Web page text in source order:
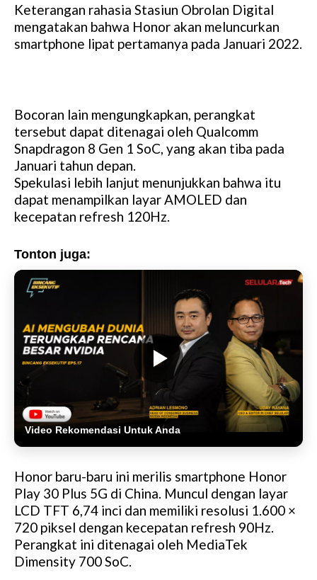
M
u
t
Keterangan rahasia Stasiun Obrolan Digital
mengatakan bahwa Honor akan meluncurkan
smartphone lipat pertamanya pada Januari 2022.
Bocoran lain mengungkapkan, perangkat
tersebut dapat ditenagai oleh Qualcomm
Snapdragon 8 Gen 1 SoC, yang akan tiba pada
Januari tahun depan.
Spekulasi lebih lanjut menunjukkan bahwa itu
dapat menampilkan layar AMOLED dan
kecepatan refresh 120Hz.
Tonton juga:
Video Rekomendasi Untuk Anda
Honor baru-baru ini merilis smartphone Honor
Play 30 Plus 5G di China. Muncul dengan layar
LCD TFT 6,74 inci dan memiliki resolusi 1.600 ×
720 piksel dengan kecepatan refresh 90Hz.
Perangkat ini ditenagai oleh MediaTek
Dimensity 700 SoC.